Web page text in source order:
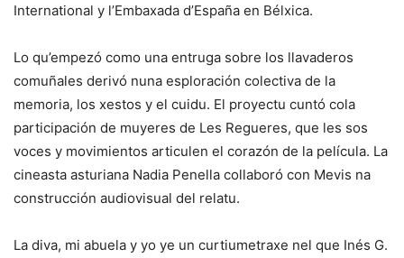
International y l’Embaxada d’España en Bélxica.
Lo qu’empezó como una entruga sobre los llavaderos
comuñales derivó nuna esploración colectiva de la
memoria, los xestos y el cuidu. El proyectu cuntó cola
participación de muyeres de Les Regueres, que les sos
voces y movimientos articulen el corazón de la película. La
cineasta asturiana Nadia Penella collaboró con Mevis na
construcción audiovisual del relatu.
La diva, mi abuela y yo ye un curtiumetraxe nel que Inés G.